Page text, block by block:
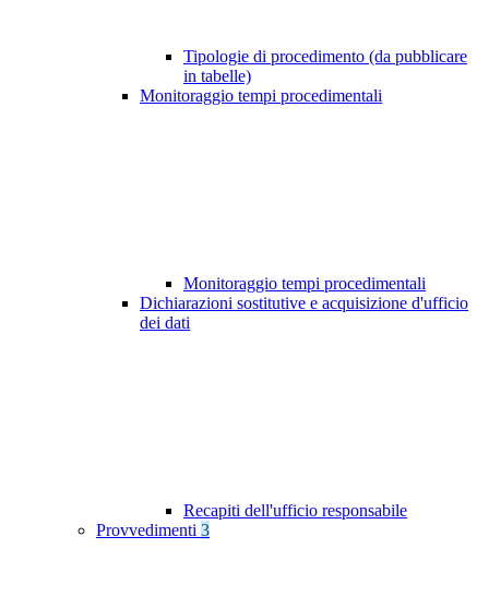
Tipologie di procedimento (da pubblicare
in tabelle)
Monitoraggio tempi procedimentali
Monitoraggio tempi procedimentali
Dichiarazioni sostitutive e acquisizione d'ufficio
dei dati
Recapiti dell'ufficio responsabile
Provvedimenti 3